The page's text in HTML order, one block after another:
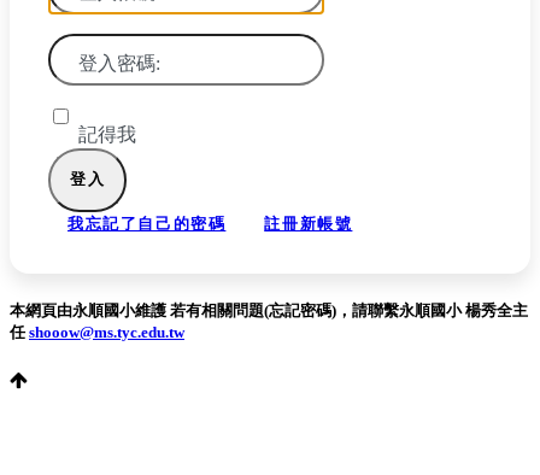
登入密碼:
記得我
我忘記了自己的密碼 註冊新帳號
本網頁由永順國小維護 若有相關問題(忘記密碼)，請聯繫永順國小 楊秀全主
任shooow@ms.tyc.edu.tw